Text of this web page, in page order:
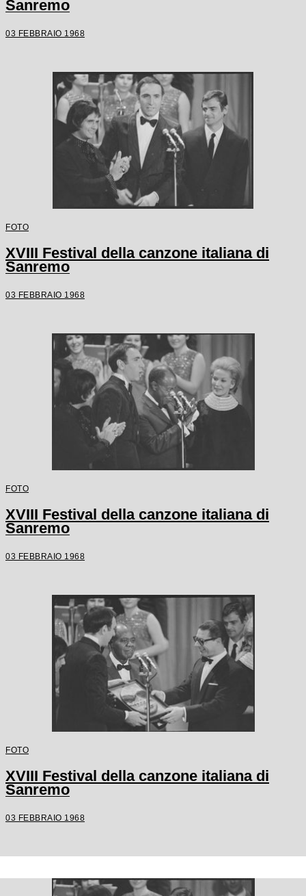
Sanremo
03 FEBBRAIO 1968
FOTO
XVIII Festival della canzone italiana di
Sanremo
03 FEBBRAIO 1968
FOTO
XVIII Festival della canzone italiana di
Sanremo
03 FEBBRAIO 1968
FOTO
XVIII Festival della canzone italiana di
Sanremo
03 FEBBRAIO 1968